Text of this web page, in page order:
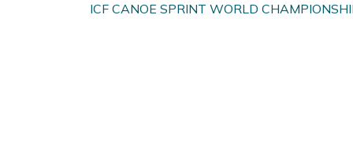
ICF CANOE SPRINT WORLD